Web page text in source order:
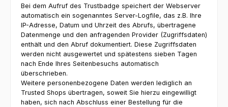
Bei dem Aufruf des Trustbadge speichert der Webserver
automatisch ein sogenanntes Server-Logfile, das z.B. Ihre
IP-Adresse, Datum und Uhrzeit des Abrufs, übertragene
Datenmenge und den anfragenden Provider (Zugriffsdaten)
enthält und den Abruf dokumentiert. Diese Zugriffsdaten
werden nicht ausgewertet und spätestens sieben Tagen
nach Ende Ihres Seitenbesuchs automatisch
überschrieben.
Weitere personenbezogene Daten werden lediglich an
Trusted Shops übertragen, soweit Sie hierzu eingewilligt
haben, sich nach Abschluss einer Bestellung für die